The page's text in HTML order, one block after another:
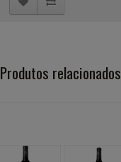
Produtos relacionados